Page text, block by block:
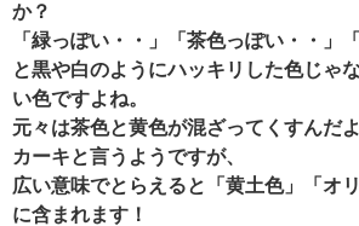
か？
「緑っぽい・・」「茶色っぽい・・」
と黒や白のようにハッキリした色じゃ
い色ですよね。
元々は茶色と黄色が混ざってくすんだ
カーキと言うようですが、
広い意味でとらえると「黄土色」「オ
に含まれます！